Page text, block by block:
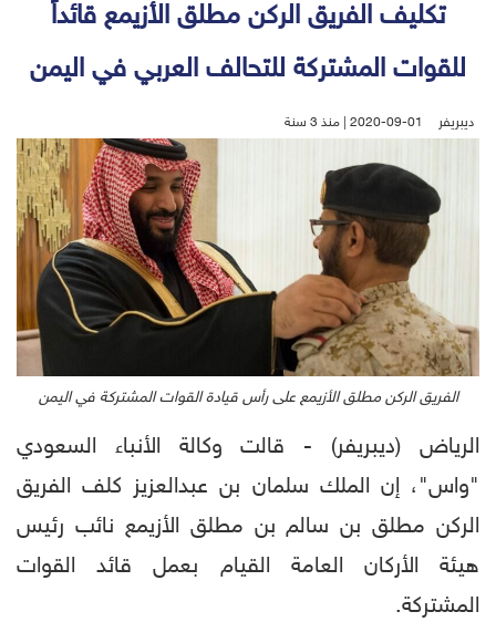
تكليف الفريق الركن مطلق الأزيمع قائداً
للقوات المشتركة للتحالف العربي في اليمن
ديبريفر 2020-09-01 | منذ 3 سنة
الفريق الركن مطلق الأزيمع على رأس قيادة القوات المشتركة في اليمن
الرياض (ديبريفر) - قالت وكالة الأنباء السعودي
"واس"، إن الملك سلمان بن عبدالعزيز كلف الفريق
الركن مطلق بن سالم بن مطلق الأزيمع نائب رئيس
هيئة الأركان العامة القيام بعمل قائد القوات
المشتركة.